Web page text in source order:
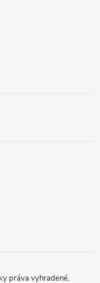
práva vyhradené.